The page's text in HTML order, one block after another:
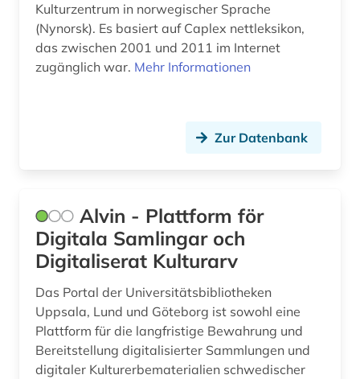
gastronomie (1)
gaststättengewerbe (1)
geistesgeschichte (1)
gender (1)
gender studies (1)
genderstudien (4)
generative ki (1)
gentechnik (1)
Kulturzentrum in norwegischer Sprache
(Nynorsk). Es basiert auf Caplex nettleksikon,
das zwischen 2001 und 2011 im Internet
zugänglich war. Mehr Informationen
Zur Datenbank
Alvin - Plattform för
Digitala Samlingar och
Digitaliserat Kulturarv
Das Portal der Universitätsbibliotheken
Uppsala, Lund und Göteborg ist sowohl eine
Plattform für die langfristige Bewahrung und
Bereitstellung digitalisierter Sammlungen und
digitaler Kulturerbematerialien schwedischer